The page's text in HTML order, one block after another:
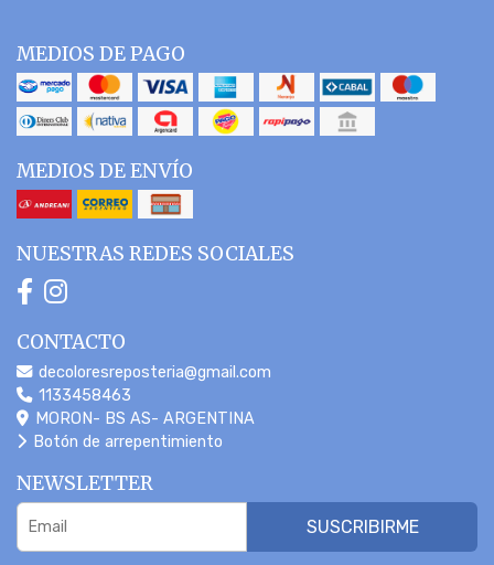
MEDIOS DE PAGO
MEDIOS DE ENVÍO
NUESTRAS REDES SOCIALES
CONTACTO
decoloresreposteria@gmail.com
1133458463
MORON- BS AS- ARGENTINA
Botón de arrepentimiento
NEWSLETTER
SUSCRIBIRME